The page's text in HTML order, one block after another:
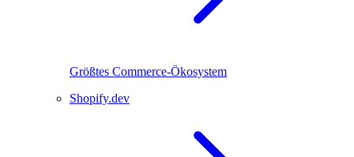
Größtes Commerce-Ökosystem
Shopify.dev